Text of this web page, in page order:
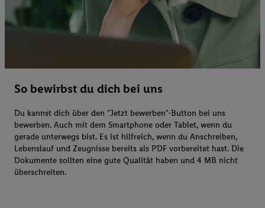
So bewirbst du dich bei uns
Du kannst dich über den "Jetzt bewerben"-Button bei uns
bewerben. Auch mit dem Smartphone oder Tablet, wenn du
gerade unterwegs bist. Es ist hilfreich, wenn du Anschreiben,
Lebenslauf und Zeugnisse bereits als PDF vorbereitet hast. Die
Dokumente sollten eine gute Qualität haben und 4 MB nicht
überschreiten.